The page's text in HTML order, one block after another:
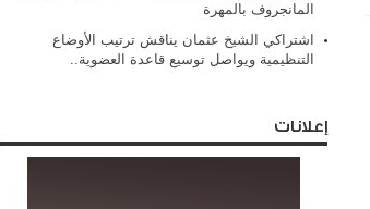
المانجروف بالمهرة
اشتراكي الشيخ عثمان يناقش ترتيب الأوضاع
التنظيمية ويواصل توسيع قاعدة العضوية..
إعلانات